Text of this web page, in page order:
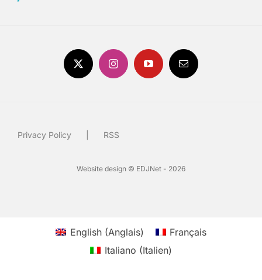
Privacy Policy RSS
Website design © EDJNet - 2026
English(Anglais)
Français
Italiano (Italien)